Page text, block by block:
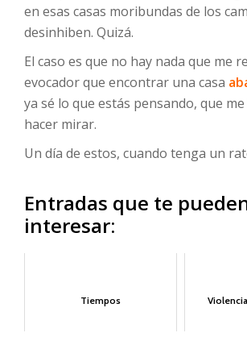
en esas casas moribundas de los
desinhiben. Quizá.
El caso es que no hay nada que me
evocador que encontrar una casa
ya sé lo que estás pensando, que
hacer mirar.
Un día de estos, cuando tenga un
Entradas que te
interesar:
Tiempos